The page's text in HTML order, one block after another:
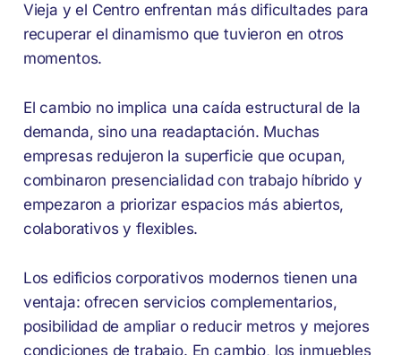
Vieja y el Centro enfrentan más dificultades para
recuperar el dinamismo que tuvieron en otros
momentos.
El cambio no implica una caída estructural de la
demanda, sino una readaptación. Muchas
empresas redujeron la superficie que ocupan,
combinaron presencialidad con trabajo híbrido y
empezaron a priorizar espacios más abiertos,
colaborativos y flexibles.
Los edificios corporativos modernos tienen una
ventaja: ofrecen servicios complementarios,
posibilidad de ampliar o reducir metros y mejores
condiciones de trabajo. En cambio, los inmuebles